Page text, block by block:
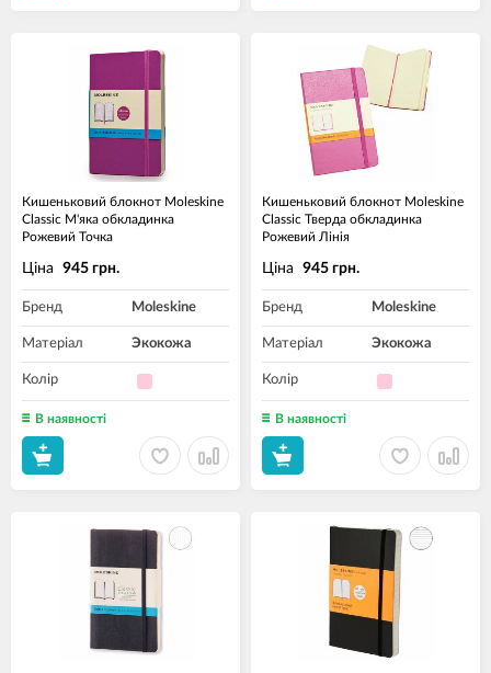
Кишеньковий блокнот Moleskine
Classic М'яка обкладинка
Рожевий Точка
Ціна 945 грн.
Бренд Moleskine
Матеріал Экокожа
Колір
В наявності
Кишеньковий блокнот Moleskine
Classic Тверда обкладинка
Рожевий Лінія
Ціна 945 грн.
Бренд Moleskine
Матеріал Экокожа
Колір
В наявності